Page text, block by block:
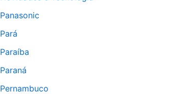
Panasonic
Pará
Paraíba
Paraná
Pernambuco